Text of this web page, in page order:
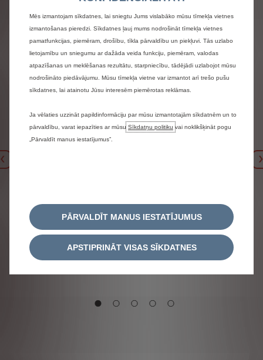
Iepriekšējais
Mēs izmantojam sīkdatnes, lai sniegtu Jums vislabāko mūsu tīmekļa vietnes
izmantošanas pieredzi. Sīkdatnes ļauj mums nodrošināt tīmekļa vietnes
pamatfunkcijas, piemēram, drošību, tīkla pārvaldību un piekļuvi. Tās uzlabo
lietojamību un sniegumu ar dažāda veida funkciju, piemēram, valodas
atpazīšanas un meklēšanas rezultātu, starpniecību, tādējādi uzlabojot mūsu
nodrošināto piedāvājumu. Mūsu tīmekļa vietne var izmantot arī trešo pušu
sīkdatnes, lai atainotu Jūsu interesēm piemērotas reklāmas.
Ja vēlaties uzzināt papildinformāciju par mūsu izmantotajām sīkdatnēm un to
pārvaldību, varat iepazīties ar mūsu Sīkdatņu politiku vai noklikšķināt pogu
„Pārvaldīt manus iestatījumus”.
PĀRVALDĪT MANUS IESTATĪJUMUS
APSTIPRINĀT VISAS SĪKDATNES